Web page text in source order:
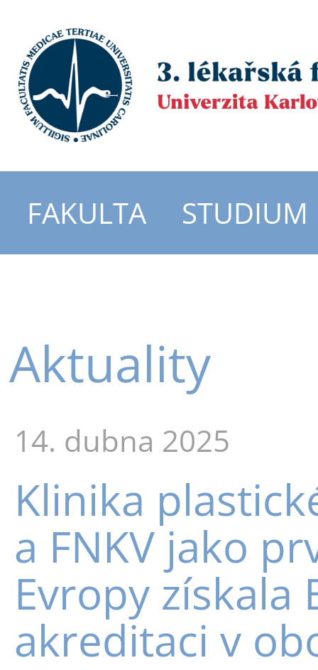
FAKULTA STUDIUM
Aktuality
14. dubna 2025
Klinika
a FNKV jako
Evropy získala
akreditaci v